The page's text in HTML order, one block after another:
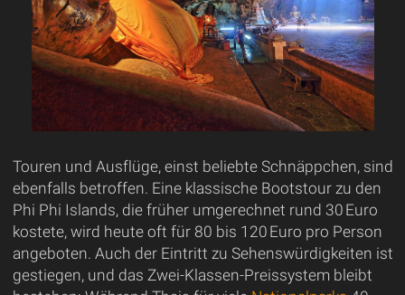
Touren und Ausflüge, einst beliebte Schnäppchen, sind
ebenfalls betroffen. Eine klassische Bootstour zu den
Phi Phi Islands, die früher umgerechnet rund 30 Euro
kostete, wird heute oft für 80 bis 120 Euro pro Person
angeboten. Auch der Eintritt zu Sehenswürdigkeiten ist
gestiegen, und das Zwei-Klassen-Preissystem bleibt